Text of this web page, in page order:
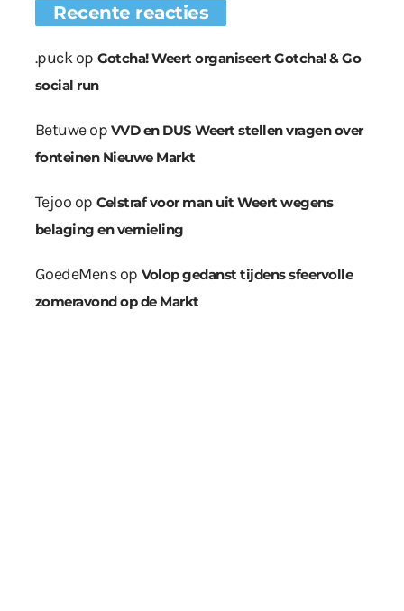
Recente reacties
.puckop Gotcha! Weert organiseert Gotcha! & Go
social run
Betuweop VVD en DUS Weert stellen vragen over
fonteinen Nieuwe Markt
Tejoo op Celstraf voor man uit Weert wegens
belaging en vernieling
GoedeMensop Volop gedanst tijdens sfeervolle
zomeravond op de Markt